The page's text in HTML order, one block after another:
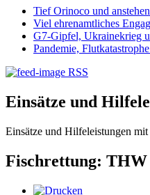
Tief Orinoco und
Viel ehrenamtliches
G7-Gipfel, Ukrainekrieg
Pandemie,
RSS
Einsätze und
Einsätze und Hilfeleistungen
Fischrettung: THW